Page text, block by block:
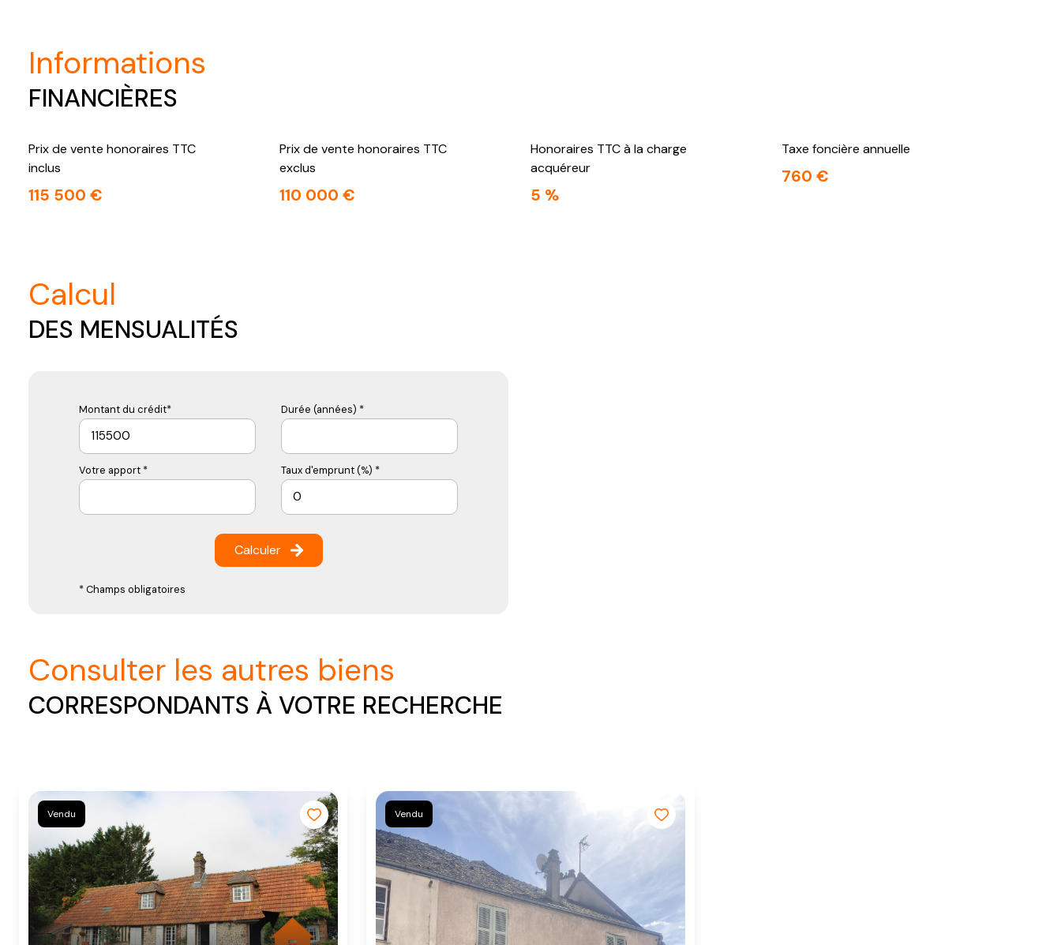
informations
FINANCIÈRES
Prix de vente honoraires TTC
inclus
115 500 €
Prix de vente honoraires TTC
exclus
110 000 €
Honoraires TTC à la charge
acquéreur
5 %
Taxe foncière annuelle
760 €
calcul
DES MENSUALITÉS
Montant du crédit* Durée (années) *
Votre apport * Taux d'emprunt (%) *
Calculer
* Champs obligatoires
consulter les autres biens
CORRESPONDANTS À VOTRE RECHERCHE
Vendu Vendu